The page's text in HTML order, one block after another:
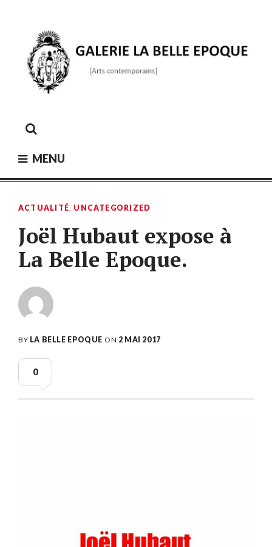
MENU
ACTUALITÉ, UNCATEGORIZED
Joël Hubaut expose à
La Belle Epoque.
BY LA BELLE EPOQUE ON 2 MAI 2017
0